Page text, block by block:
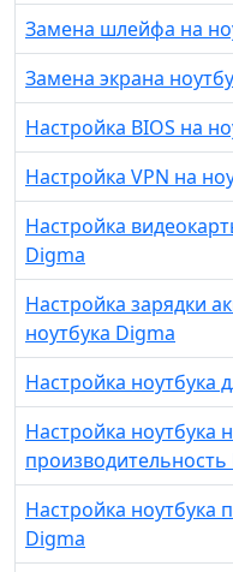
Замена шлейфа на
Замена экрана
Настройка BIOS на
Настройка VPN на
Настройка
Digma
Настройка зарядки
ноутбука Digma
Настройка ноутбука
Настройка ноутбука
производительность
Настройка ноутбука
Digma